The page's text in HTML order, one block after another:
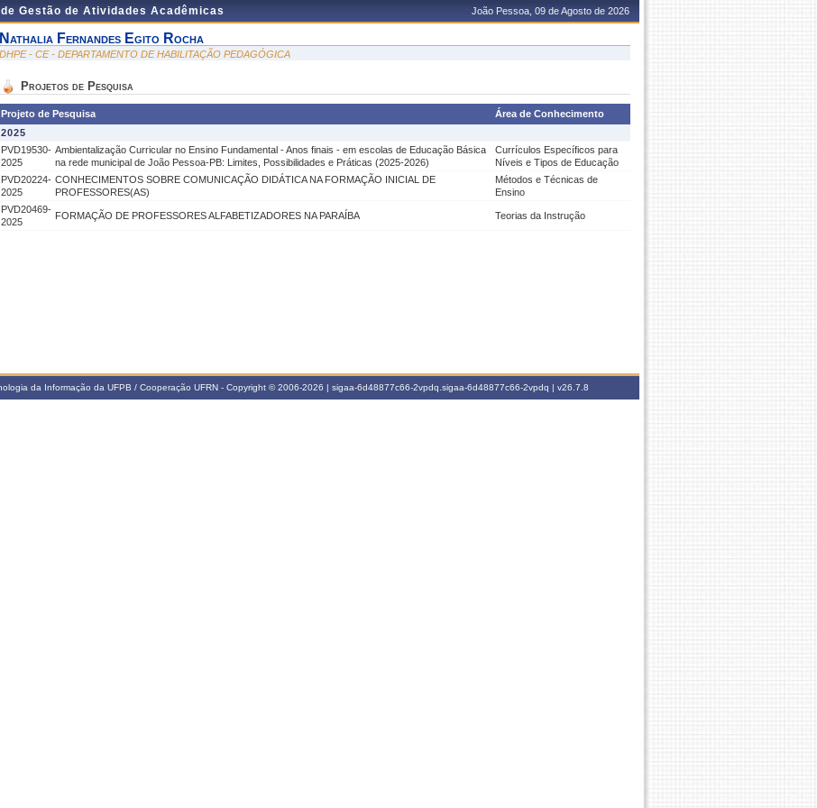
Gestão de Atividades Acadêmicas João Pessoa, 09 de Agosto de 2026
Nathalia Fernandes Egito Rocha
DHPE - CE - DEPARTAMENTO DE HABILITAÇÃO PEDAGÓGICA
Projetos de Pesquisa
Projeto de Pesquisa
Área de Conhecimento
2025
PVD19530-
2025
Ambientalização Curricular no Ensino Fundamental - Anos finais - em escolas de Educação Básica
na rede municipal de João Pessoa-PB: Limites, Possibilidades e Práticas (2025-2026)
Currículos Específicos para
Níveis e Tipos de Educação
PVD20224-
2025
CONHECIMENTOS SOBRE COMUNICAÇÃO DIDÁTICA NA FORMAÇÃO INICIAL DE
PROFESSORES(AS)
Métodos e Técnicas de
Ensino
PVD20469-
2025
FORMAÇÃO DE PROFESSORES ALFABETIZADORES NA PARAÍBA Teorias da Instrução
da Informação da UFPB / Cooperação UFRN - Copyright © 2006-2026 | sigaa-6d48877c66-2vpdq.sigaa-6d48877c66-2vpdq | v26.7.8